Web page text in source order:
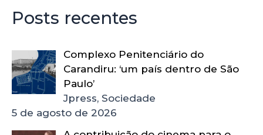
Posts recentes
Complexo Penitenciário do
Carandiru: ‘um país dentro de São
Paulo’
Jpress, Sociedade
5 de agosto de 2026